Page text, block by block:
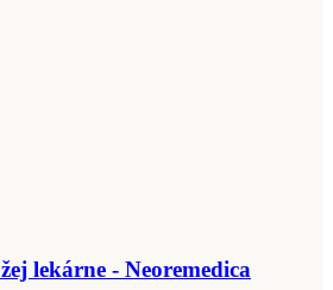
lekárne - Neoremedica